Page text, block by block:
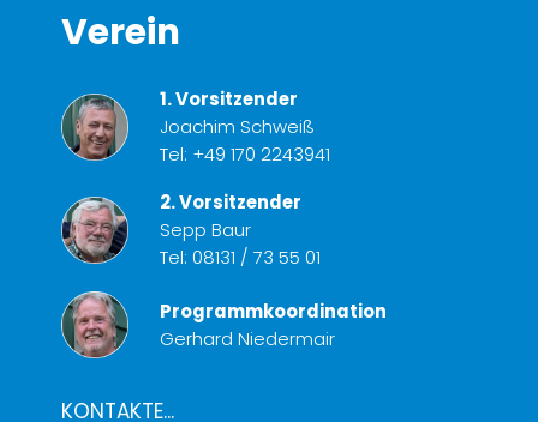
Verein
1. Vorsitzender
Joachim Schweiß
Tel: +49 170 2243941
2. Vorsitzender
Sepp Baur
Tel: 08131 / 73 55 01
Programmkoordination
Gerhard Niedermair
KONTAKTE...